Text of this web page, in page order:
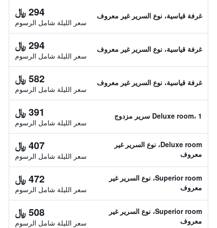
غرفة قياسية، نوع السرير غير معروف 294 ﷼
سعر الليلة شامل الرسوم
غرفة قياسية، نوع السرير غير معروف 294 ﷼
سعر الليلة شامل الرسوم
غرفة قياسية، نوع السرير غير معروف 582 ﷼
سعر الليلة شامل الرسوم
Deluxe room، 1 سرير مزدوج 391 ﷼
سعر الليلة شامل الرسوم
Deluxe room، نوع السرير غير
معروف
407 ﷼
سعر الليلة شامل الرسوم
Superior room، نوع السرير غير
معروف
472 ﷼
سعر الليلة شامل الرسوم
Superior room، نوع السرير غير
معروف
508 ﷼
سعر الليلة شامل الرسوم